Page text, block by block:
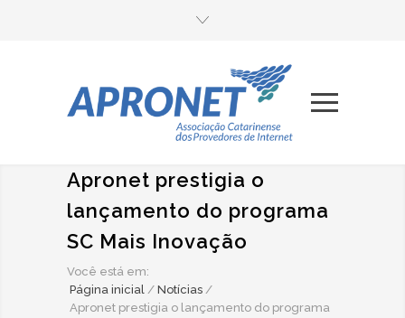
Apronet prestigia o
lançamento do programa
SC Mais Inovação
Você está em:
Página inicial / Notícias /
Apronet prestigia o lançamento do programa